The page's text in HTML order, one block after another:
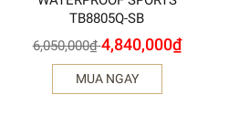
TB8805Q-SB
6,050,000₫ 4,840,000₫
MUA NGAY